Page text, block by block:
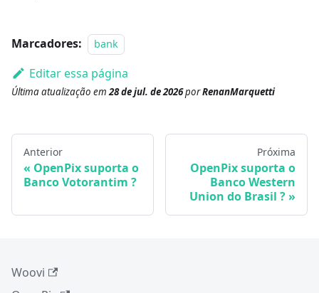
Marcadores: bank
Editar essa página
Última atualização em28 de jul. de 2026porRenanMarquetti
Anterior
OpenPix suporta o
Banco Votorantim ?
Próxima
OpenPix suporta o
Banco Western
Union do Brasil ?
Woovi